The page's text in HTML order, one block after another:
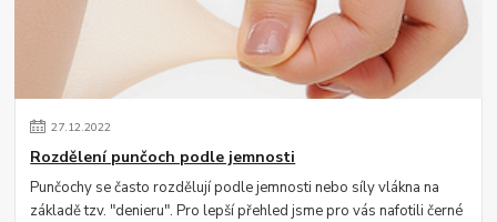
27.12.2022
Rozdělení punčoch podle jemnosti
Punčochy se často rozdělují podle jemnosti nebo síly vlákna na
základě tzv. "denieru". Pro lepší přehled jsme pro vás nafotili černé